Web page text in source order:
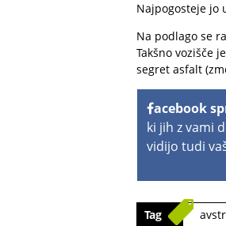
Najpogosteje jo
Na podlago se
Takšno vozišče
segret asfalt
acebook
ki jih z vami
vidijo tudi
Tag